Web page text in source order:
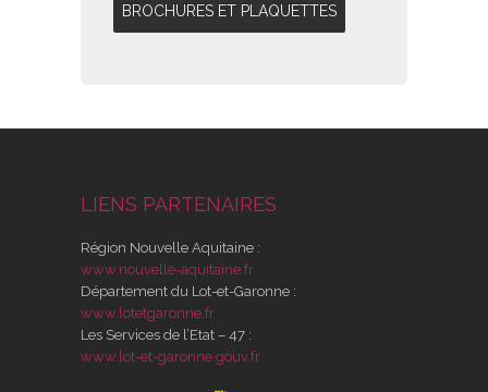
BROCHURES ET PLAQUETTES
LIENS PARTENAIRES
Région Nouvelle Aquitaine :
www.nouvelle-aquitaine.fr
Département du Lot-et-Garonne :
www.lotetgaronne.fr
Les Services de l’Etat – 47 :
www.lot-et-garonne.gouv.fr